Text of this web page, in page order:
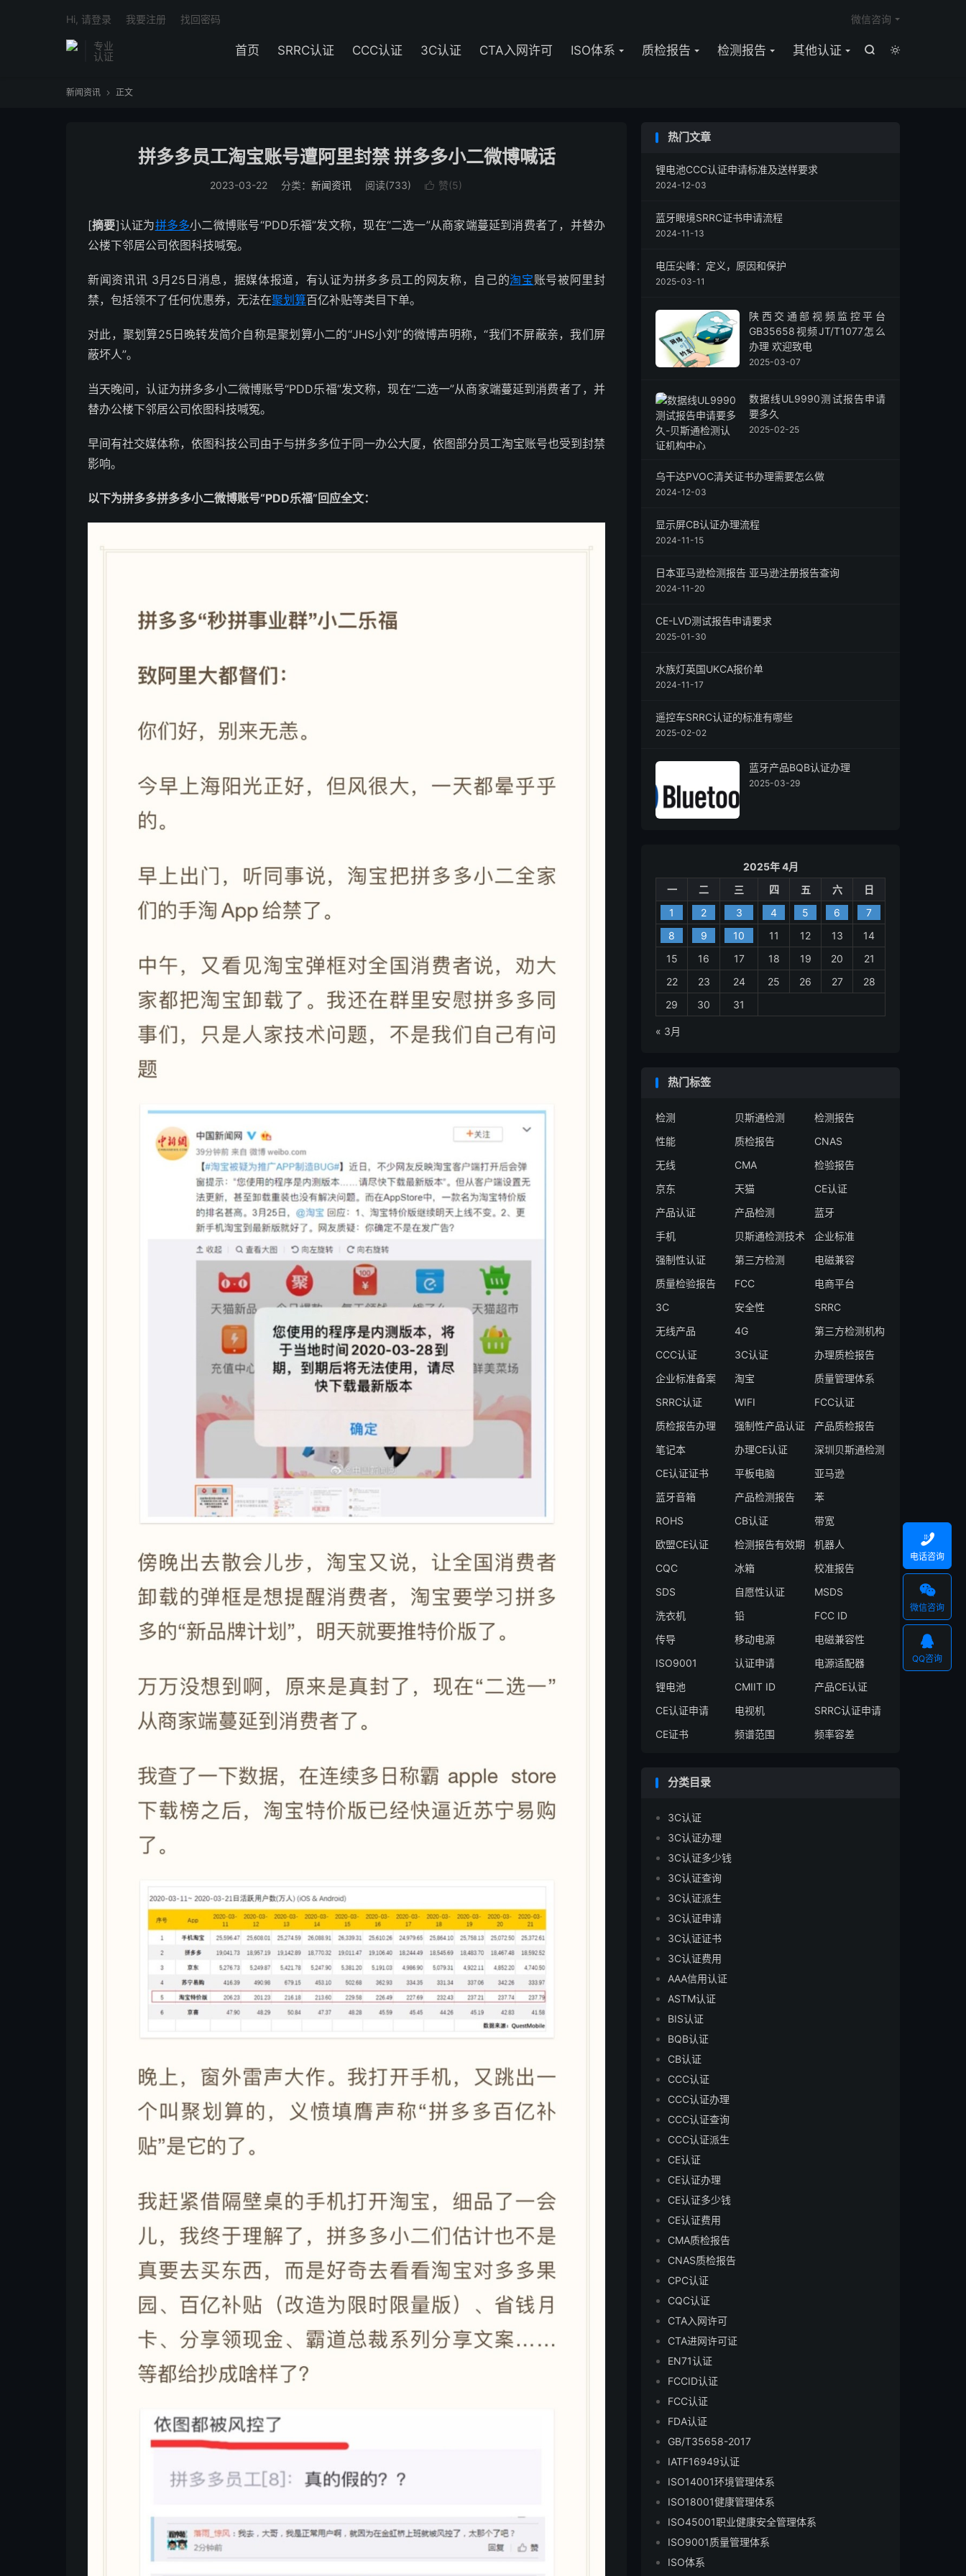
专业
认证


首页 SRRC认证 CCC认证 3C认证 CTA入网许可 ISO体系 质检报告 检测报告 其他认证
微信咨询
Hi, 请登录 我要注册 找回密码
新闻资讯  正文
拼多多员工淘宝账号遭阿里封禁 拼多多小二微博喊话
2023-03-22 分类： 新闻资讯 阅读(733)  赞(5)
[摘要]认证为拼多多小二微博账号“PDD乐福”发文称，现在“二选一”从商家端蔓延到消费者了，并替办
公楼下邻居公司依图科技喊冤。
新闻资讯讯 3月25日消息，据媒体报道，有认证为拼多多员工的网友称，自己的淘宝账号被阿里封
禁，包括领不了任何优惠券，无法在聚划算百亿补贴等类目下单。
对此，聚划算25日晚转发简介自称是聚划算小二的“JHS小刘”的微博声明称，“我们不屏蔽亲，我们屏
蔽坏人”。
当天晚间，认证为拼多多小二微博账号“PDD乐福”发文称，现在“二选一”从商家端蔓延到消费者了，并
替办公楼下邻居公司依图科技喊冤。
早间有社交媒体称，依图科技公司由于与拼多多位于同一办公大厦，依图部分员工淘宝账号也受到封禁
影响。
以下为拼多多拼多多小二微博账号“PDD乐福”回应全文：
热门文章
锂电池CCC认证申请标准及送样要求
2024-12-03
蓝牙眼境SRRC证书申请流程
2024-11-13
电压尖峰：定义，原因和保护
2025-03-11
陕西交通部视频监控平台
GB35658视频JT/T1077怎么
办理 欢迎致电
2025-03-07
数据线UL9990测试报告申请
要多久
2025-02-25
乌干达PVOC清关证书办理需要怎么做
2024-12-03
显示屏CB认证办理流程
2024-11-15
日本亚马逊检测报告 亚马逊注册报告查询
2024-11-20
CE-LVD测试报告申请要求
2025-01-30
水族灯英国UKCA报价单
2024-11-17
遥控车SRRC认证的标准有哪些
2025-02-02
蓝牙产品BQB认证办理
2025-03-29
2025年 4月
一
二 三 四 五 六
日
1
2 3 4 5 6
7
8
9 10 11 12 13
14
15
16 17 18 19 20
21
22
23 24 25 26 27
28
29
30 31
« 3月
热门标签
检测 贝斯通检测
检测报告
性能
质检报告
CNAS
无线
CMA
检验报告
京东
天猫
CE认证
产品认证
产品检测
蓝牙
手机
贝斯通检测技术
企业标准
强制性认证
第三方检测
电磁兼容
质量检验报告
FCC
电商平台
3C
安全性
SRRC
无线产品
4G
第三方检测机构
CCC认证
3C认证
办理质检报告
企业标准备案
淘宝
质量管理体系
SRRC认证
WIFI
FCC认证
质检报告办理
强制性产品认证
产品质检报告
笔记本
办理CE认证
深圳贝斯通检测
CE认证证书
平板电脑
亚马逊
蓝牙音箱
产品检测报告
苯
ROHS
CB认证
带宽
欧盟CE认证
检测报告有效期
机器人
CQC
冰箱
校准报告
SDS
自愿性认证
MSDS
洗衣机
铅
FCC ID
传导
移动电源
电磁兼容性
ISO9001
认证申请
电源适配器
锂电池
CMIIT ID
产品CE认证
CE认证申请
电视机
SRRC认证申请
CE证书
频谱范围 频率容差
分类目录
3C认证
3C认证办理
3C认证多少钱
3C认证查询
3C认证派生
3C认证申请
3C认证证书
3C认证费用
AAA信用认证
ASTM认证
BIS认证
BQB认证
CB认证
CCC认证
CCC认证办理
CCC认证查询
CCC认证派生
CE认证
CE认证办理
CE认证多少钱
CE认证费用
CMA质检报告
CNAS质检报告
CPC认证
CQC认证
CTA入网许可
CTA进网许可证
EN71认证
FCCID认证
FCC认证
FDA认证
GB/T35658-2017
IATF16949认证
ISO14001环境管理体系
ISO18001健康管理体系
ISO45001职业健康安全管理体系
ISO9001质量管理体系
ISO体系

电话咨询

微信咨询

QQ咨询